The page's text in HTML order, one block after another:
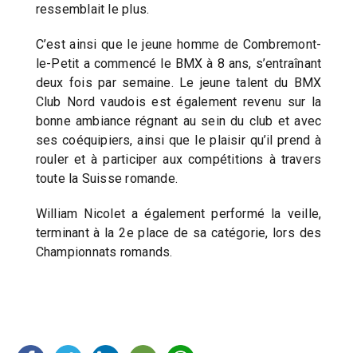
ressemblait le plus.
C’est ainsi que le jeune homme de Combremont-
le-Petit a commencé le BMX à 8 ans, s’entraînant
deux fois par semaine. Le jeune talent du BMX
Club Nord vaudois est également revenu sur la
bonne ambiance régnant au sein du club et avec
ses coéquipiers, ainsi que le plaisir qu’il prend à
rouler et à participer aux compétitions à travers
toute la Suisse romande.
William Nicolet a également performé la veille,
terminant à la 2e place de sa catégorie, lors des
Championnats romands.